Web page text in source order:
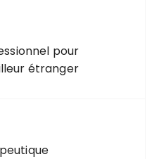
pour
étranger